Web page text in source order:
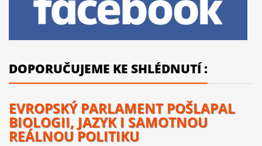
DOPORUČUJEME KE SHLÉDNUTÍ :
EVROPSKÝ PARLAMENT POŠLAPAL
BIOLOGII, JAZYK I SAMOTNOU
REÁLNOU POLITIKU